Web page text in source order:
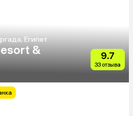
Египет
&
9.7
33 отзыва